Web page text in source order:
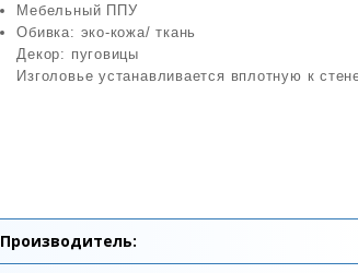
Мебельный ППУ
Обивка: эко-кожа/ ткань
Декор: пуговицы
Изголовье устанавливается вплотную к
Производитель: